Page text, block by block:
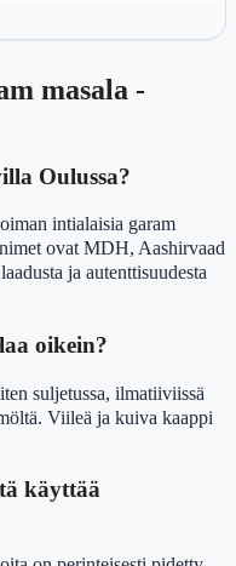
masala -
Oulussa?
intialaisia garam
ovat MDH, Aashirvaad
ja autenttisuudesta
oikein?
suljetussa, ilmatiiviissä
Viileä ja kuiva kaappi
käyttää